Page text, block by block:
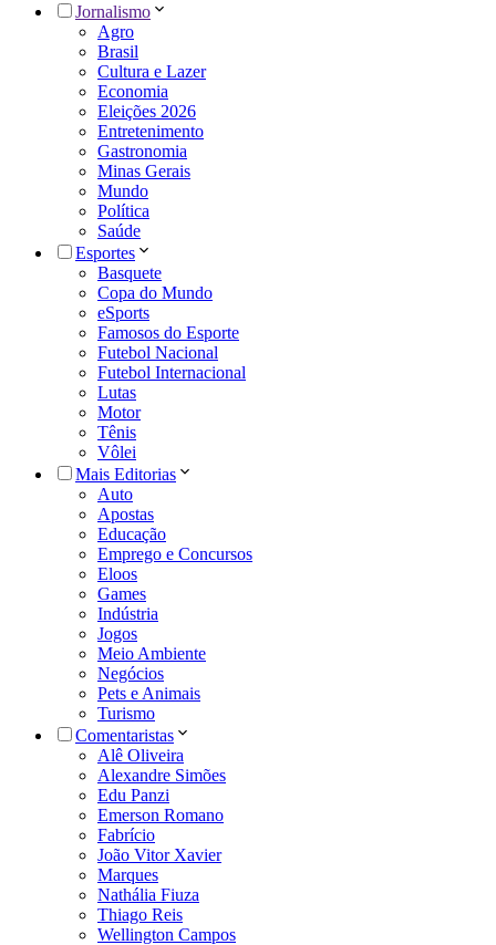
Jornalismo
Agro
Brasil
Cultura e Lazer
Economia
Eleições 2026
Entretenimento
Gastronomia
Minas Gerais
Mundo
Política
Saúde
Esportes
Basquete
Copa do Mundo
eSports
Famosos do Esporte
Futebol Nacional
Futebol Internacional
Lutas
Motor
Tênis
Vôlei
Mais Editorias
Auto
Apostas
Educação
Emprego e Concursos
Eloos
Games
Indústria
Jogos
Meio Ambiente
Negócios
Pets e Animais
Turismo
Comentaristas
Alê Oliveira
Alexandre Simões
Edu Panzi
Emerson Romano
Fabrício
João Vitor Xavier
Marques
Nathália Fiuza
Thiago Reis
Wellington Campos